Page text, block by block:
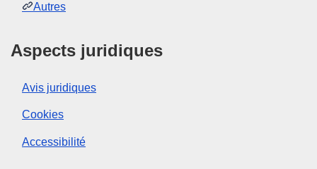
Autres
Aspects juridiques
Avis juridiques
Cookies
Accessibilité